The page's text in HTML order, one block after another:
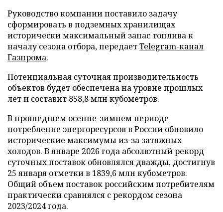
Руководство компании поставило задачу
сформировать в подземных хранилищах
исторически максимальный запас топлива к
началу сезона отбора, передаетTelegram-канал
Газпрома.
Потенциальная суточная производительность
объектов будет обеспечена на уровне прошлых
лет и составит 858,8 млн кубометров.
В прошедшем осенне-зимнем периоде
потребление энергоресурсов в России обновило
исторические максимумы из-за затяжных
холодов. В январе 2026 года абсолютный рекорд
суточных поставок обновлялся дважды, достигнув
25 января отметки в 1839,6 млн кубометров.
Общий объем поставок российским потребителям
практически сравнялся с рекордом сезона
2023/2024 года.